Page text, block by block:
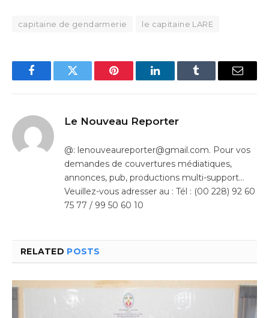
capitaine de gendarmerie le capitaine LARE
FacebookTwitter Pinterest LinkedInTumblr Email
Le Nouveau Reporter
@: lenouveaureporter@gmail.com. Pour vos
demandes de couvertures médiatiques,
annonces, pub, productions multi-support…
Veuillez-vous adresser au : Tél : (00 228) 92 60
75 77 / 99 50 60 10
RELATED POSTS